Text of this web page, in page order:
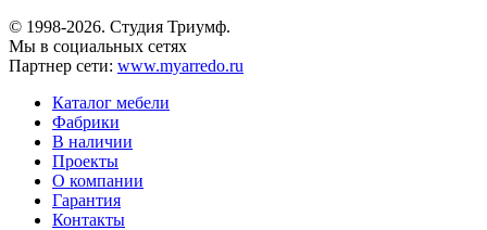
© 1998-2026. Студия Триумф.
Мы в социальных сетях
Партнер сети: www.myarredo.ru
Каталог мебели
Фабрики
В наличии
Проекты
О компании
Гарантия
Контакты